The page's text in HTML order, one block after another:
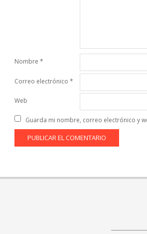
Nombre *
Correo electrónico *
Web
Guarda mi nombre, correo electrónico y